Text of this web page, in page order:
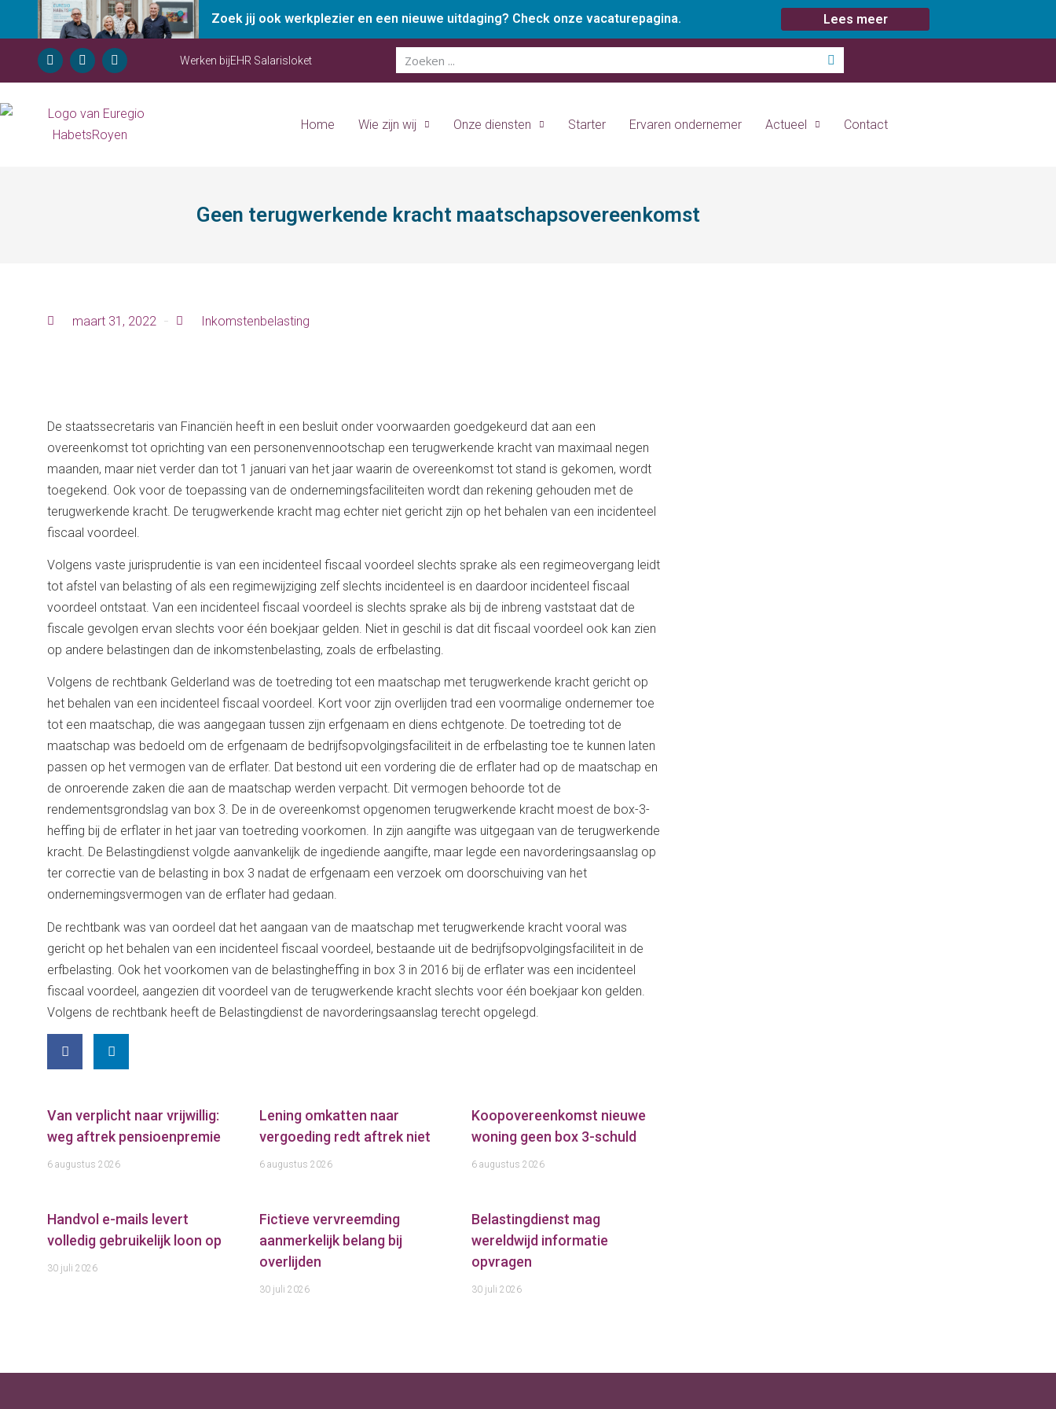
Zoek jij ook werkplezier en een nieuwe uitdaging? Check onze vacaturepagina. Lees meer
Werken bijEHR Salarisloket
Home Wie zijn wij Onze diensten Starter Ervaren ondernemer Actueel Contact
Geen terugwerkende kracht maatschapsovereenkomst
maart 31, 2022 Inkomstenbelasting
De staatssecretaris van Financiën heeft in een besluit onder voorwaarden goedgekeurd dat aan een
overeenkomst tot oprichting van een personenvennootschap een terugwerkende kracht van maximaal negen
maanden, maar niet verder dan tot 1 januari van het jaar waarin de overeenkomst tot stand is gekomen, wordt
toegekend. Ook voor de toepassing van de ondernemingsfaciliteiten wordt dan rekening gehouden met de
terugwerkende kracht. De terugwerkende kracht mag echter niet gericht zijn op het behalen van een incidenteel
fiscaal voordeel.
Volgens vaste jurisprudentie is van een incidenteel fiscaal voordeel slechts sprake als een regimeovergang leidt
tot afstel van belasting of als een regimewijziging zelf slechts incidenteel is en daardoor incidenteel fiscaal
voordeel ontstaat. Van een incidenteel fiscaal voordeel is slechts sprake als bij de inbreng vaststaat dat de
fiscale gevolgen ervan slechts voor één boekjaar gelden. Niet in geschil is dat dit fiscaal voordeel ook kan zien
op andere belastingen dan de inkomstenbelasting, zoals de erfbelasting.
Volgens de rechtbank Gelderland was de toetreding tot een maatschap met terugwerkende kracht gericht op
het behalen van een incidenteel fiscaal voordeel. Kort voor zijn overlijden trad een voormalige ondernemer toe
tot een maatschap, die was aangegaan tussen zijn erfgenaam en diens echtgenote. De toetreding tot de
maatschap was bedoeld om de erfgenaam de bedrijfsopvolgingsfaciliteit in de erfbelasting toe te kunnen laten
passen op het vermogen van de erflater. Dat bestond uit een vordering die de erflater had op de maatschap en
de onroerende zaken die aan de maatschap werden verpacht. Dit vermogen behoorde tot de
rendementsgrondslag van box 3. De in de overeenkomst opgenomen terugwerkende kracht moest de box-3-
heffing bij de erflater in het jaar van toetreding voorkomen. In zijn aangifte was uitgegaan van de terugwerkende
kracht. De Belastingdienst volgde aanvankelijk de ingediende aangifte, maar legde een navorderingsaanslag op
ter correctie van de belasting in box 3 nadat de erfgenaam een verzoek om doorschuiving van het
ondernemingsvermogen van de erflater had gedaan.
De rechtbank was van oordeel dat het aangaan van de maatschap met terugwerkende kracht vooral was
gericht op het behalen van een incidenteel fiscaal voordeel, bestaande uit de bedrijfsopvolgingsfaciliteit in de
erfbelasting. Ook het voorkomen van de belastingheffing in box 3 in 2016 bij de erflater was een incidenteel
fiscaal voordeel, aangezien dit voordeel van de terugwerkende kracht slechts voor één boekjaar kon gelden.
Volgens de rechtbank heeft de Belastingdienst de navorderingsaanslag terecht opgelegd.
Van verplicht naar vrijwillig:
weg aftrek pensioenpremie
6 augustus 2026
Lening omkatten naar
vergoeding redt aftrek niet
6 augustus 2026
Koopovereenkomst nieuwe
woning geen box 3-schuld
6 augustus 2026
Handvol e-mails levert
volledig gebruikelijk loon op
30 juli 2026
Fictieve vervreemding
aanmerkelijk belang bij
overlijden
30 juli 2026
Belastingdienst mag
wereldwijd informatie
opvragen
30 juli 2026